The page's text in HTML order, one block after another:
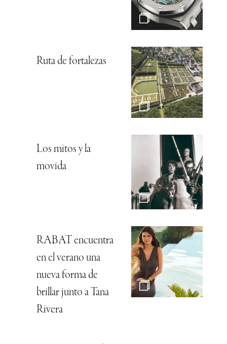
Ruta de fortalezas
Los mitos y la
movida
RABAT encuentra
en el verano una
nueva forma de
brillar junto a Tana
Rivera